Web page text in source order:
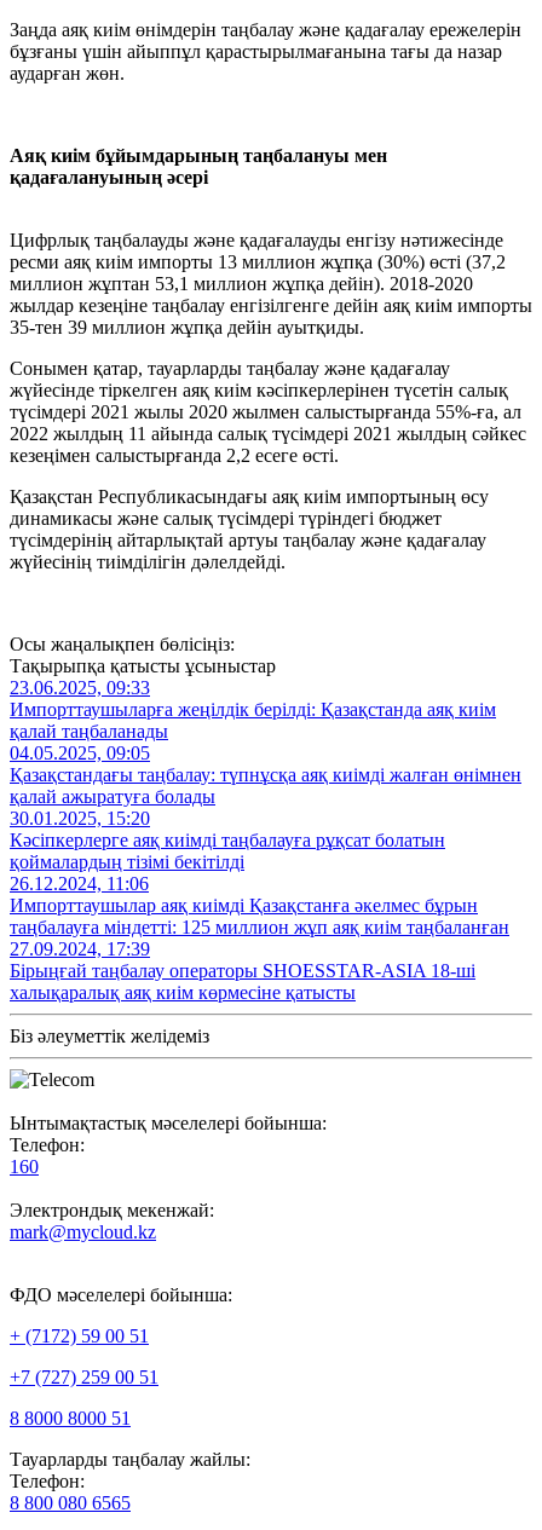
Заңда аяқ киім өнімдерін таңбалау және қадағалау ережелерін
бұзғаны үшін айыппұл қарастырылмағанына тағы да назар
аударған жөн.
Аяқ киім бұйымдарының таңбалануы мен
қадағалануының әсері
Цифрлық таңбалауды және қадағалауды енгізу нәтижесінде
ресми аяқ киім импорты 13 миллион жұпқа (30%) өсті (37,2
миллион жұптан 53,1 миллион жұпқа дейін). 2018-2020
жылдар кезеңіне таңбалау енгізілгенге дейін аяқ киім импорты
35-тен 39 миллион жұпқа дейін ауытқиды.
Сонымен қатар, тауарларды таңбалау және қадағалау
жүйесінде тіркелген аяқ киім кәсіпкерлерінен түсетін салық
түсімдері 2021 жылы 2020 жылмен салыстырғанда 55%-ға, ал
2022 жылдың 11 айында салық түсімдері 2021 жылдың сәйкес
кезеңімен салыстырғанда 2,2 есеге өсті.
Қазақстан Республикасындағы аяқ киім импортының өсу
динамикасы және салық түсімдері түріндегі бюджет
түсімдерінің айтарлықтай артуы таңбалау және қадағалау
жүйесінің тиімділігін дәлелдейді.
Осы жаңалықпен бөлісіңіз:
Тақырыпқа қатысты ұсыныстар
23.06.2025, 09:33
Импорттаушыларға жеңілдік берілді: Қазақстанда аяқ киім
қалай таңбаланады
04.05.2025, 09:05
Қазақстандағы таңбалау: түпнұсқа аяқ киімді жалған өнімнен
қалай ажыратуға болады
30.01.2025, 15:20
Кәсіпкерлерге аяқ киімді таңбалауға рұқсат болатын
қоймалардың тізімі бекітілді
26.12.2024, 11:06
Импорттаушылар аяқ киімді Қазақстанға әкелмес бұрын
таңбалауға міндетті: 125 миллион жұп аяқ киім таңбаланған
27.09.2024, 17:39
Бірыңғай таңбалау операторы SHOESSTAR-ASIA 18-ші
халықаралық аяқ киім көрмесіне қатысты
Біз әлеуметтік желідеміз
Ынтымақтастық мәселелері бойынша:
Телефон:
160
Электрондық мекенжай:
mark@mycloud.kz
ФДО мәселелері бойынша:
+ (7172) 59 00 51
+7 (727) 259 00 51
8 8000 8000 51
Тауарларды таңбалау жайлы:
Телефон:
8 800 080 6565